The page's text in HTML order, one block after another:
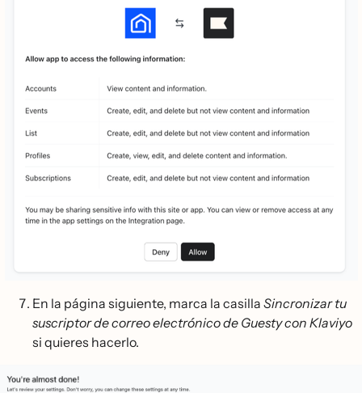
En la página siguiente, marca la casilla Sincronizar tu
suscriptor de correo electrónico de Guesty con Klaviyo
si quieres hacerlo.